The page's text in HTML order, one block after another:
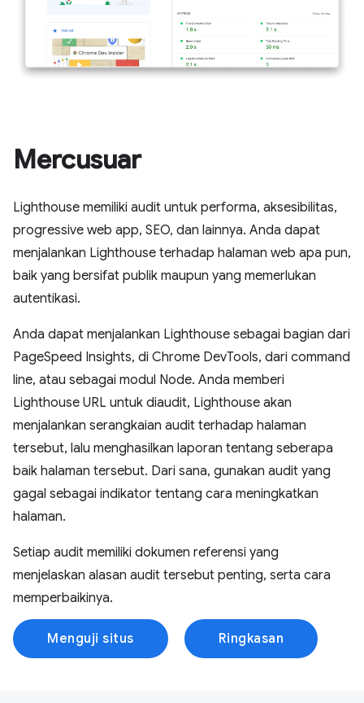
Mercusuar
Lighthouse memiliki audit untuk performa, aksesibilitas,
progressive web app, SEO, dan lainnya. Anda dapat
menjalankan Lighthouse terhadap halaman web apa pun,
baik yang bersifat publik maupun yang memerlukan
autentikasi.
Anda dapat menjalankan Lighthouse sebagai bagian dari
PageSpeed Insights, di Chrome DevTools, dari command
line, atau sebagai modul Node. Anda memberi
Lighthouse URL untuk diaudit, Lighthouse akan
menjalankan serangkaian audit terhadap halaman
tersebut, lalu menghasilkan laporan tentang seberapa
baik halaman tersebut. Dari sana, gunakan audit yang
gagal sebagai indikator tentang cara meningkatkan
halaman.
Setiap audit memiliki dokumen referensi yang
menjelaskan alasan audit tersebut penting, serta cara
memperbaikinya.
Menguji situs Ringkasan